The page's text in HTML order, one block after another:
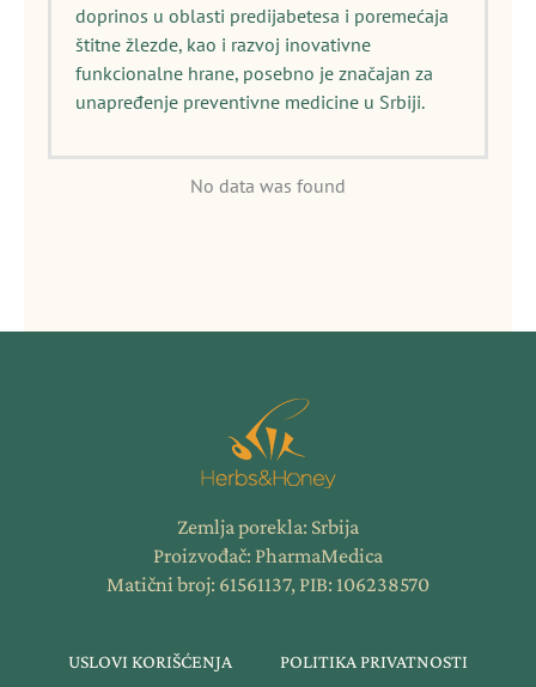
doprinos u oblasti predijabetesa i poremećaja
štitne žlezde, kao i razvoj inovativne
funkcionalne hrane, posebno je značajan za
unapređenje preventivne medicine u Srbiji.
No data was found
Zemlja porekla: Srbija
Proizvođač: PharmaMedica
Matični broj: 61561137, PIB: 106238570
USLOVI KORIŠĆENJA POLITIKA PRIVATNOSTI